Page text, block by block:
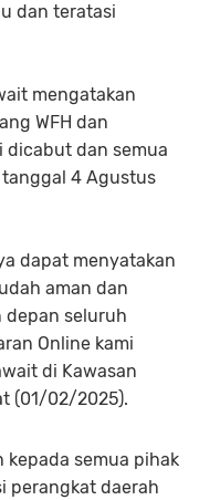
dan teratasi
mengatakan
WFH dan
dicabut dan semua
4 Agustus
dapat menyatakan
aman dan
depan seluruh
Online kami
di Kawasan
(01/02/2025).
kepada semua pihak
perangkat daerah